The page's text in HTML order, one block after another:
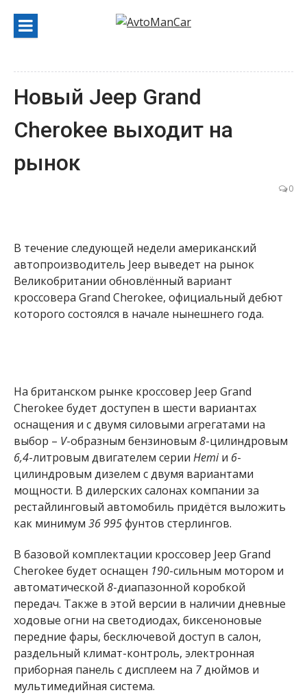
содержанию
Новый Jeep Grand
Cherokee выходит на
рынок
0
В течение следующей недели американский
автопроизводитель Jeep выведет на рынок
Великобритании обновлённый вариант
кроссовера Grand Cherokee, официальный дебют
которого состоялся в начале нынешнего года.
На британском рынке кроссовер Jeep Grand
Cherokee будет доступен в шести вариантах
оснащения и с двумя силовыми агрегатами на
выбор – V-образным бензиновым 8-цилиндровым
6,4-литровым двигателем серии Hemiи 6-
цилиндровым дизелем с двумя вариантами
мощности. В дилерских салонах компании за
рестайлинговый автомобиль придётся выложить
как минимум 36 995фунтов стерлингов.
В базовой комплектации кроссовер Jeep Grand
Cherokee будет оснащен 190-сильным мотором и
автоматической 8-диапазонной коробкой
передач. Также в этой версии в наличии дневные
ходовые огни на светодиодах, биксеноновые
передние фары, бесключевой доступ в салон,
раздельный климат-контроль, электронная
приборная панель с дисплеем на 7дюймов и
мультимедийная система.